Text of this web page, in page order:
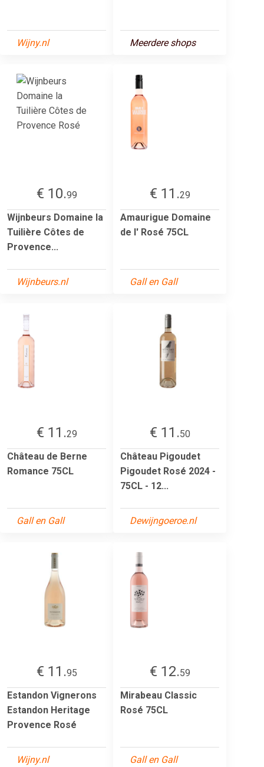
Wijny.nl Meerdere shops
€ 10.99
Wijnbeurs Domaine la
Tuilière Côtes de
Provence...
Wijnbeurs.nl
€ 11.29
Amaurigue Domaine
de l' Rosé 75CL
Gall en Gall
€ 11.29
Château de Berne
Romance 75CL
Gall en Gall
€ 11.50
Château Pigoudet
Pigoudet Rosé 2024 -
75CL - 12...
Dewijngoeroe.nl
€ 11.95
Estandon Vignerons
Estandon Heritage
Provence Rosé
Wijny.nl
€ 12.59
Mirabeau Classic
Rosé 75CL
Gall en Gall